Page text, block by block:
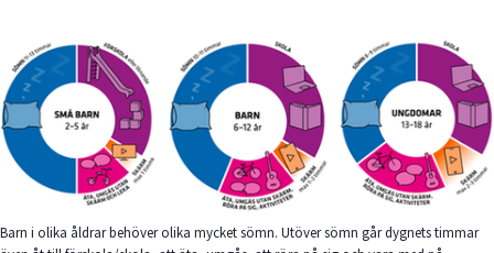
Barn i olika åldrar behöver olika mycket sömn. Utöver sömn går dygnets timmar